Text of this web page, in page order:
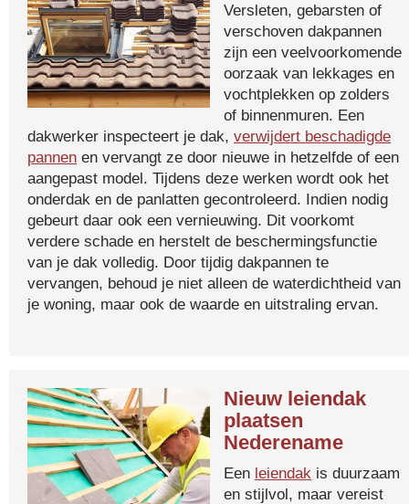
Versleten, gebarsten of
verschoven dakpannen
zijn een veelvoorkomende
oorzaak van lekkages en
vochtplekken op zolders
of binnenmuren. Een
dakwerker inspecteert je dak, verwijdert beschadigde
pannen en vervangt ze door nieuwe in hetzelfde of een
aangepast model. Tijdens deze werken wordt ook het
onderdak en de panlatten gecontroleerd. Indien nodig
gebeurt daar ook een vernieuwing. Dit voorkomt
verdere schade en herstelt de beschermingsfunctie
van je dak volledig. Door tijdig dakpannen te
vervangen, behoud je niet alleen de waterdichtheid van
je woning, maar ook de waarde en uitstraling ervan.
Nieuw leiendak
plaatsen
Nederename
Een leiendak is duurzaam
en stijlvol, maar vereist